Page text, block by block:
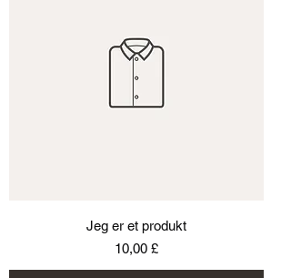
Jeg er et produkt
Pris
10,00 £